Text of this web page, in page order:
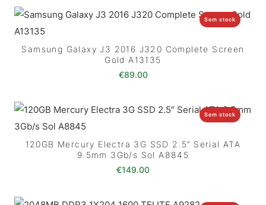
Sem stock
Samsung Galaxy J3 2016 J320 Complete Screen
Gold A13135
€89.00
Sem stock
120GB Mercury Electra 3G SSD 2.5″ Serial ATA
9.5mm 3Gb/s Sol A8845
€149.00